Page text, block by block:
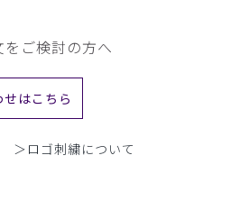
ご検討の方へ
はこちら
＞ロゴ刺繍について